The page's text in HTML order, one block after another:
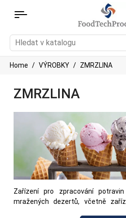
Home VÝROBKY ZMRZLINA
ZMRZLINA
Zařízení pro zpracování
mražených dezertů, včetně